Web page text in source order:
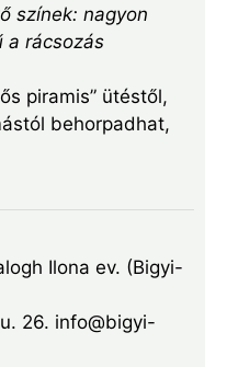
színek: nagyon
a rácsozás
piramis” ütéstől,
behorpadhat,
Ilona ev. (Bigyi-
26. info@bigyi-